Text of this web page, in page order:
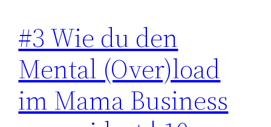
#3 Wie du den
Mental (Over)load
im Mama Business